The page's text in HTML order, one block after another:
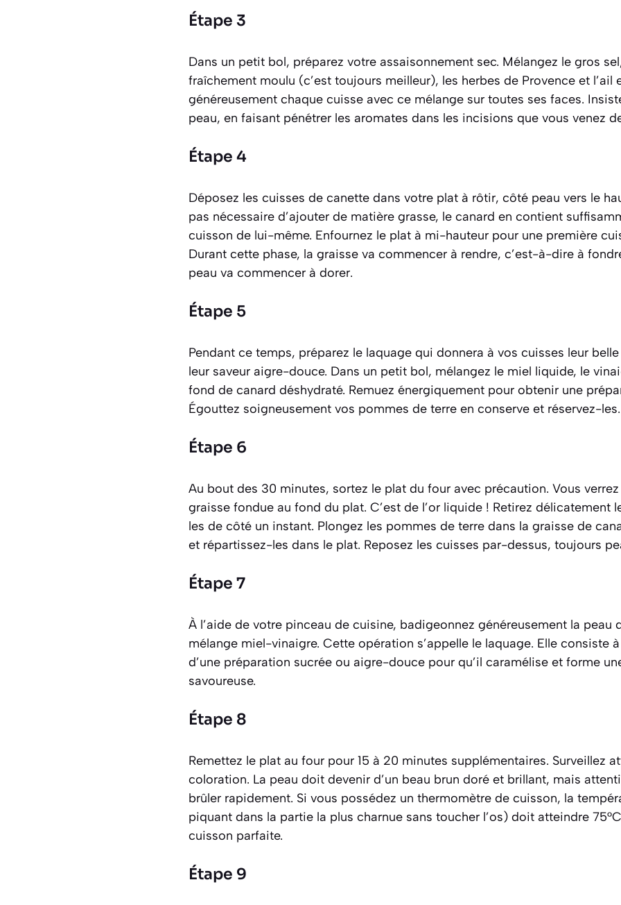
Étape 3
Dans un petit bol, préparez votre assaisonnement sec. Mélangez le gros
fraîchement moulu (c’est toujours meilleur), les herbes de Provence et l’ail
généreusement chaque cuisse avec ce mélange sur toutes ses faces.
peau, en faisant pénétrer les aromates dans les incisions que vous venez
Étape 4
Déposez les cuisses de canette dans votre plat à rôtir, côté peau vers le
pas nécessaire d’ajouter de matière grasse, le canard en contient
cuisson de lui-même. Enfournez le plat à mi-hauteur pour une première
Durant cette phase, la graisse va commencer à rendre, c’est-à-dire à
peau va commencer à dorer.
Étape 5
Pendant ce temps, préparez le laquage qui donnera à vos cuisses leur
leur saveur aigre-douce. Dans un petit bol, mélangez le miel liquide, le
fond de canard déshydraté. Remuez énergiquement pour obtenir une
Égouttez soigneusement vos pommes de terre en conserve et réservez-les.
Étape 6
Au bout des 30 minutes, sortez le plat du four avec précaution. Vous
graisse fondue au fond du plat. C’est de l’or liquide ! Retirez délicatement
les de côté un instant. Plongez les pommes de terre dans la graisse de
et répartissez-les dans le plat. Reposez les cuisses par-dessus, toujours
Étape 7
À l’aide de votre pinceau de cuisine, badigeonnez généreusement la peau
mélange miel-vinaigre. Cette opération s’appelle le laquage. Elle consiste
d’une préparation sucrée ou aigre-douce pour qu’il caramélise et forme
savoureuse.
Étape 8
Remettez le plat au four pour 15 à 20 minutes supplémentaires. Surveillez
coloration. La peau doit devenir d’un beau brun doré et brillant, mais
brûler rapidement. Si vous possédez un thermomètre de cuisson, la
piquant dans la partie la plus charnue sans toucher l’os) doit atteindre
cuisson parfaite.
Étape 9